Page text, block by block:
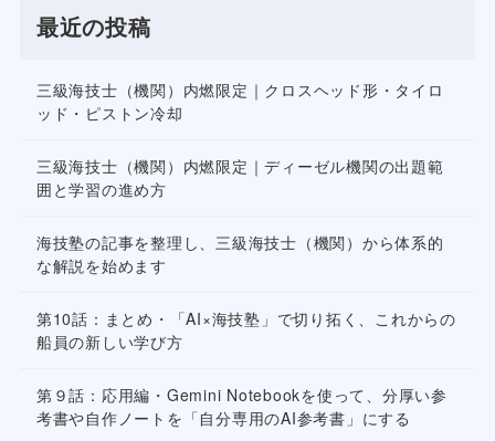
最近の投稿
三級海技士（機関）内燃限定｜クロスヘッド形・タイロ
ッド・ピストン冷却
三級海技士（機関）内燃限定｜ディーゼル機関の出題範
囲と学習の進め方
海技塾の記事を整理し、三級海技士（機関）から体系的
な解説を始めます
第10話：まとめ・「AI×海技塾」で切り拓く、これからの
船員の新しい学び方
第９話：応用編・Gemini Notebookを使って、分厚い参
考書や自作ノートを「自分専用のAI参考書」にする